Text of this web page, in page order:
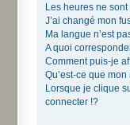
Les heures ne
J’ai changé mon
Ma langue n’est
A quoi
Comment puis-je
Qu’est-ce que
Lorsque je clique
connecter !?